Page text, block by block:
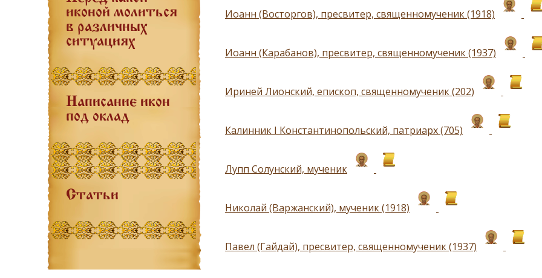
иконой молиться
в различных
ситуациях
Написание икон
под оклад
Статьи
Иоанн (Восторгов), пресвитер, священномученик (1918)
Иоанн (Карабанов), пресвитер, священномученик (1937)
Ириней Лионский, епископ, священномученик (202)
Калинник I Константинопольский, патриарх (705)
Лупп Солунский, мученик
Николай (Варжанский), мученик (1918)
Павел (Гайдай), пресвитер, священномученик (1937)